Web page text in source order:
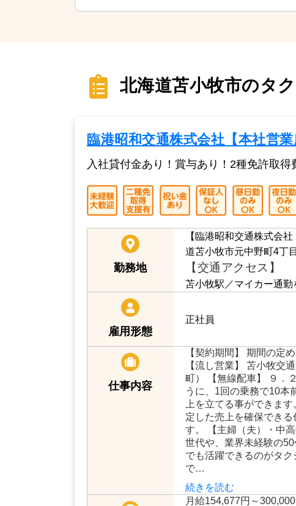
北海道苫小牧市のタ
臨港昭和交通株式会社【本社営
入社貸付金あり！賞与あり！2種免許取
勤務地
【臨港昭和交通株式会
道苫小牧市元中野町4丁
【交通アクセス】
苫小牧駅／マイカー通勤
雇用形態
正社員
仕事内容
【契約期間】 期間の定
【流し営業】 苫小牧交
町） 【無線配車】 ９．
うに、1回の乗務で10本
上を立てる事ができます
定した売上を確保でき
す。 【主婦（夫）・中
世代や、業界未経験の
で…